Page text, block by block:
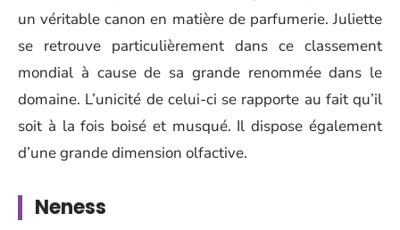
un véritable canon en matière de parfumerie. Juliette
se retrouve particulièrement dans ce classement
mondial à cause de sa grande renommée dans le
domaine. L’unicité de celui-ci se rapporte au fait qu’il
soit à la fois boisé et musqué. Il dispose également
d’une grande dimension olfactive.
Neness